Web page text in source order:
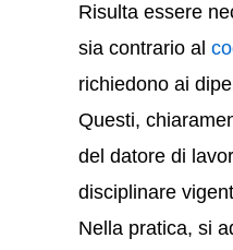
Risulta essere
sia contrario al
richiedono ai
Questi,
del datore di
disciplinare
Nella pratica, si